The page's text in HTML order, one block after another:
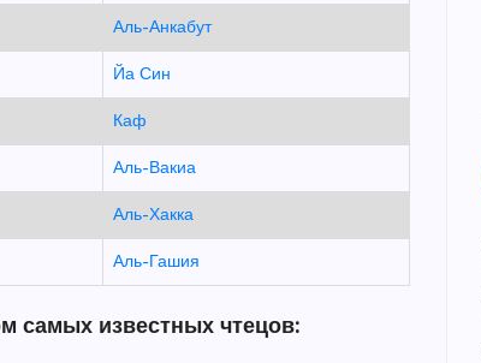
Аль-Анкабут
Йа Син
Каф
Аль-Вакиа
Аль-Хакка
Аль-Гашия
самых известных чтецов: